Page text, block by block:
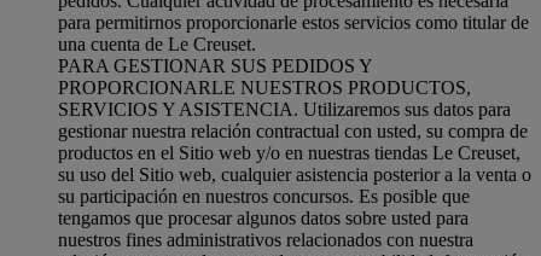
para permitirnos proporcionarle estos servicios como titular de
una cuenta de Le Creuset.
PARA GESTIONAR SUS PEDIDOS Y
PROPORCIONARLE NUESTROS PRODUCTOS,
SERVICIOS Y ASISTENCIA. Utilizaremos sus datos para
gestionar nuestra relación contractual con usted, su compra de
productos en el Sitio web y/o en nuestras tiendas Le Creuset,
su uso del Sitio web, cualquier asistencia posterior a la venta o
su participación en nuestros concursos. Es posible que
tengamos que procesar algunos datos sobre usted para
nuestros fines administrativos relacionados con nuestra